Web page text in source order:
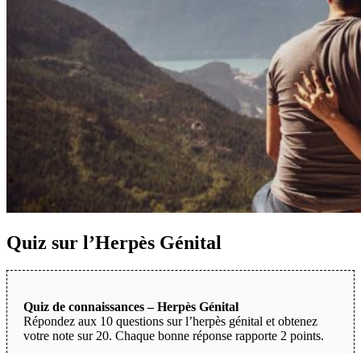
Quiz sur l’Herpès Génital
Quiz de connaissances – Herpès Génital
Répondez aux 10 questions sur l’herpès génital et obtenez
votre note sur 20. Chaque bonne réponse rapporte 2 points.